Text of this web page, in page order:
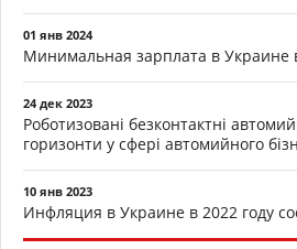
01 янв 2024
Минимальная зарплата в Украине
24 дек 2023
Роботизовані безконтактні
горизонти у сфері автомийного
10 янв 2023
Инфляция в Украине в 2022 году